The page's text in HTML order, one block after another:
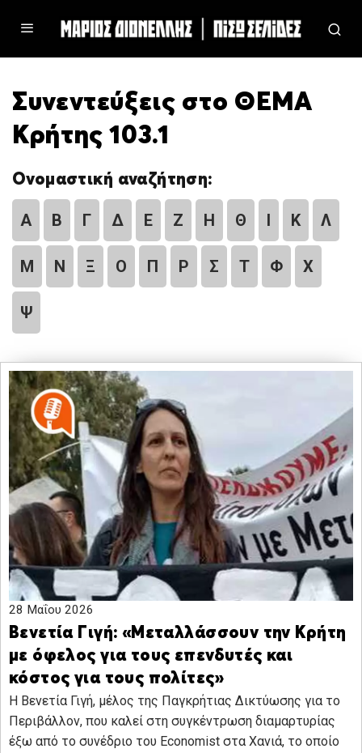
Συνεντεύξεις στο ΘΕΜΑ
Κρήτης 103.1
Ονομαστική αναζήτηση:
Α Β Γ Δ Ε Ζ Η Θ Ι Κ Λ
Μ Ν Ξ Ο Π Ρ Σ Τ Φ Χ
Ψ
28 Μαΐου 2026
Βενετία Γιγή: «Μεταλλάσσουν την Κρήτη
με όφελος για τους επενδυτές και
κόστος για τους πολίτες»
Η Βενετία Γιγή, μέλος της Παγκρήτιας Δικτύωσης για το
Περιβάλλον, που καλεί στη συγκέντρωση διαμαρτυρίας
έξω από το συνέδριο του Economist στα Χανιά, το οποίο